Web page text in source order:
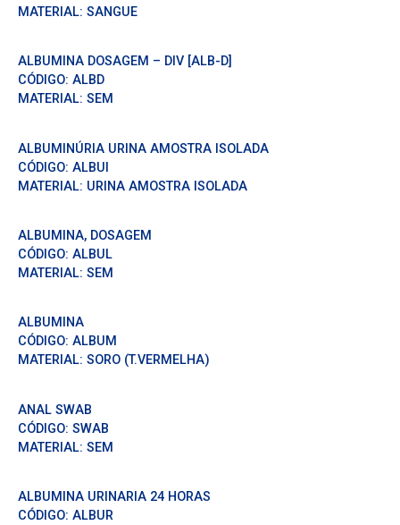
MATERIAL: SANGUE
ALBUMINA DOSAGEM – DIV [ALB-D]
CÓDIGO: ALBD
MATERIAL: SEM
ALBUMINÚRIA URINA AMOSTRA ISOLADA
CÓDIGO: ALBUI
MATERIAL: URINA AMOSTRA ISOLADA
ALBUMINA, DOSAGEM
CÓDIGO: ALBUL
MATERIAL: SEM
ALBUMINA
CÓDIGO: ALBUM
MATERIAL: SORO (T.VERMELHA)
ANAL SWAB
CÓDIGO: SWAB
MATERIAL: SEM
ALBUMINA URINARIA 24 HORAS
CÓDIGO: ALBUR